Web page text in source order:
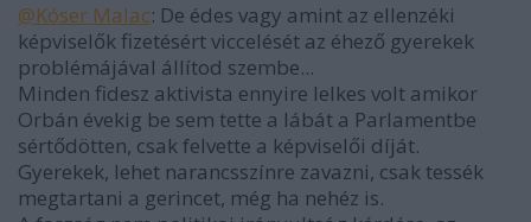
@Kóser Malac: De édes vagy amint az ellenzéki
képviselők fizetésért viccelését az éhező gyerekek
problémájával állítod szembe...
Minden fidesz aktivista ennyire lelkes volt amikor
Orbán évekig be sem tette a lábát a Parlamentbe
sértődötten, csak felvette a képviselői díját.
Gyerekek, lehet narancsszínre zavazni, csak tessék
megtartani a gerincet, még ha nehéz is.